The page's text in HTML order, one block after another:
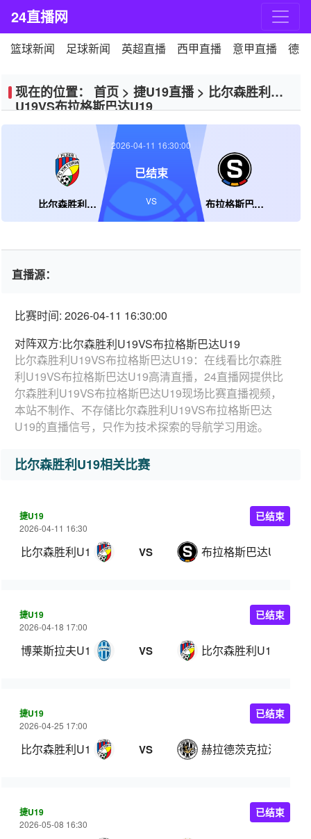
24直播网
篮球新闻 足球新闻 英超直播 西甲直播 意甲直播 德
现在的位置： 首页 > 捷U19直播> 比尔森胜利
U19VS布拉格斯巴达U19
比尔森胜利U19 布拉格斯巴达U19
2026-04-11 16:30:00
已结束
VS
直播源：
比赛时间: 2026-04-11 16:30:00
对阵双方:比尔森胜利U19VS布拉格斯巴达U19
比尔森胜利U19VS布拉格斯巴达U19：在线看比尔森胜
利U19VS布拉格斯巴达U19高清直播，24直播网提供比
尔森胜利U19VS布拉格斯巴达U19现场比赛直播视频，
本站不制作、不存储比尔森胜利U19VS布拉格斯巴达
U19的直播信号，只作为技术探索的导航学习用途。
比尔森胜利U19相关比赛
捷U19
2026-04-11 16:30
比尔森胜利U19 VS 布拉格斯巴达U19
已结束
捷U19
2026-04-18 17:00
博莱斯拉夫U19 VS 比尔森胜利U19
已结束
捷U19
2026-04-25 17:00
比尔森胜利U19 VS 赫拉德茨克拉洛韦U19
已结束
捷U19
2026-05-08 16:30
已结束